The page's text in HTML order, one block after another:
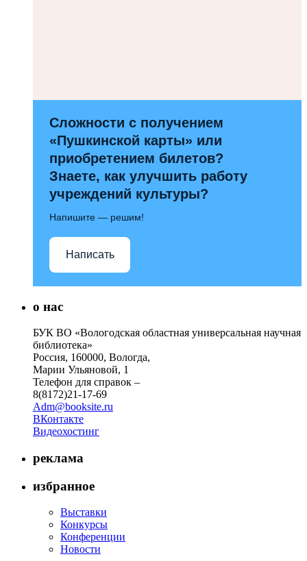
Сложности с получением
«Пушкинской карты» или
приобретением билетов?
Знаете, как улучшить работу
учреждений культуры?
Напишите — решим!
Написать
о нас
БУК ВО «Вологодская областная универсальная научная
библиотека»
Россия, 160000, Вологда,
Марии Ульяновой, 1
Телефон для справок –
8(8172)21-17-69
Adm@booksite.ru
ВКонтакте
Видеохостинг
реклама
избранное
Выставки
Конкурсы
Конференции
Новости